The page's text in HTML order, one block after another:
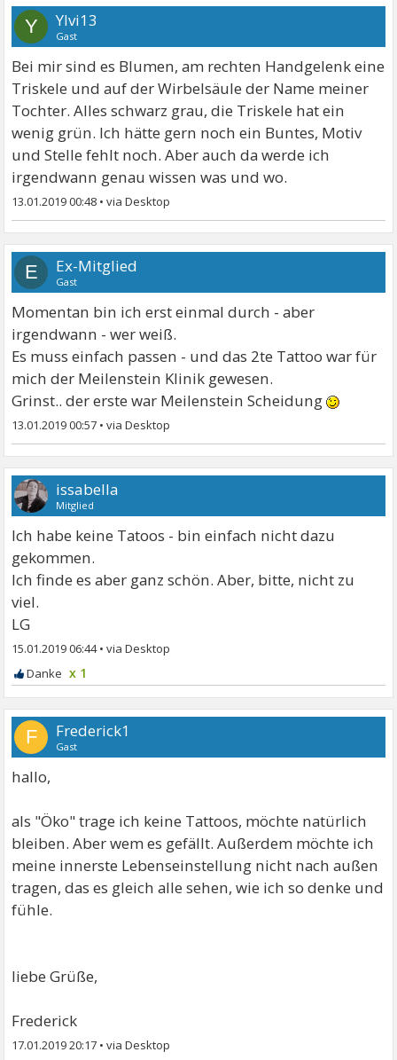
Y Ylvi13
Gast
Bei mir sind es Blumen, am rechten Handgelenk eine
Triskele und auf der Wirbelsäule der Name meiner
Tochter. Alles schwarz grau, die Triskele hat ein
wenig grün. Ich hätte gern noch ein Buntes, Motiv
und Stelle fehlt noch. Aber auch da werde ich
irgendwann genau wissen was und wo.
13.01.2019 00:48 •
E Ex-Mitglied
Gast
Momentan bin ich erst einmal durch - aber
irgendwann - wer weiß.
Es muss einfach passen - und das 2te Tattoo war für
mich der Meilenstein Klinik gewesen.
Grinst.. der erste war Meilenstein Scheidung
13.01.2019 00:57 •
issabella
Mitglied
Ich habe keine Tatoos - bin einfach nicht dazu
gekommen.
Ich finde es aber ganz schön. Aber, bitte, nicht zu
viel.
LG
15.01.2019 06:44•
x 1
F Frederick1
Gast
hallo,
als "Öko" trage ich keine Tattoos, möchte natürlich
bleiben. Aber wem es gefällt. Außerdem möchte ich
meine innerste Lebenseinstellung nicht nach außen
tragen, das es gleich alle sehen, wie ich so denke und
fühle.
liebe Grüße,
Frederick
17.01.2019 20:17 •